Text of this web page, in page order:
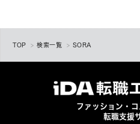
TOP 検索一覧 SORA
ファッション・
転職支援